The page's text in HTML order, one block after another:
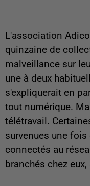
L'association
quinzaine de
malveillance sur
une à deux
s'expliquerait en
tout numérique.
télétravail.
survenues une
connectés au
branchés chez